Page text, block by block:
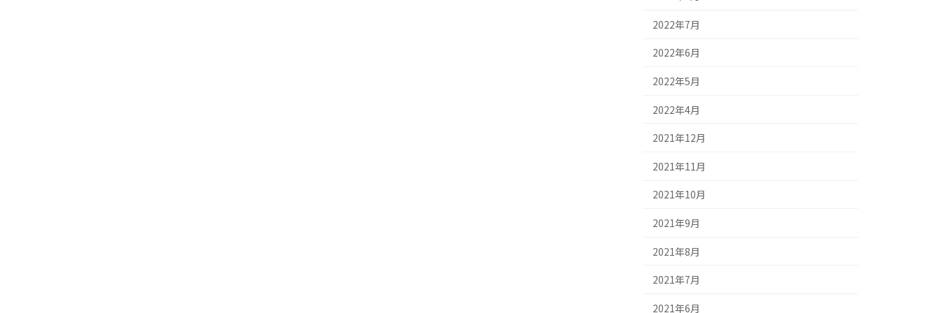
2022年7月
2022年6月
2022年5月
2022年4月
2021年12月
2021年11月
2021年10月
2021年9月
2021年8月
2021年7月
2021年6月